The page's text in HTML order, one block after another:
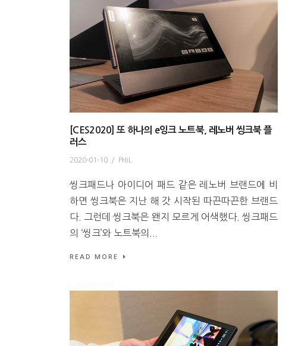
[CES2020] 또 하나의 e잉크 노트북, 레노버 씽크북 플
러스
2020-01-10 / PHiL
씽크패드나 아이디어 패드 같은 레노버 브랜드에 비
하면 씽크북은 지난 해 갓 시작된 따끈따끈한 브랜드
다. 그런데 씽크북은 왠지 모르게 어색했다. 씽크패드
의 ‘씽크’와 노트북의...
READ MORE